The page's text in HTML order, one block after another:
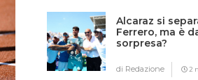
Alcaraz si
Ferrero, ma è
sorpresa?
di Redazione 2